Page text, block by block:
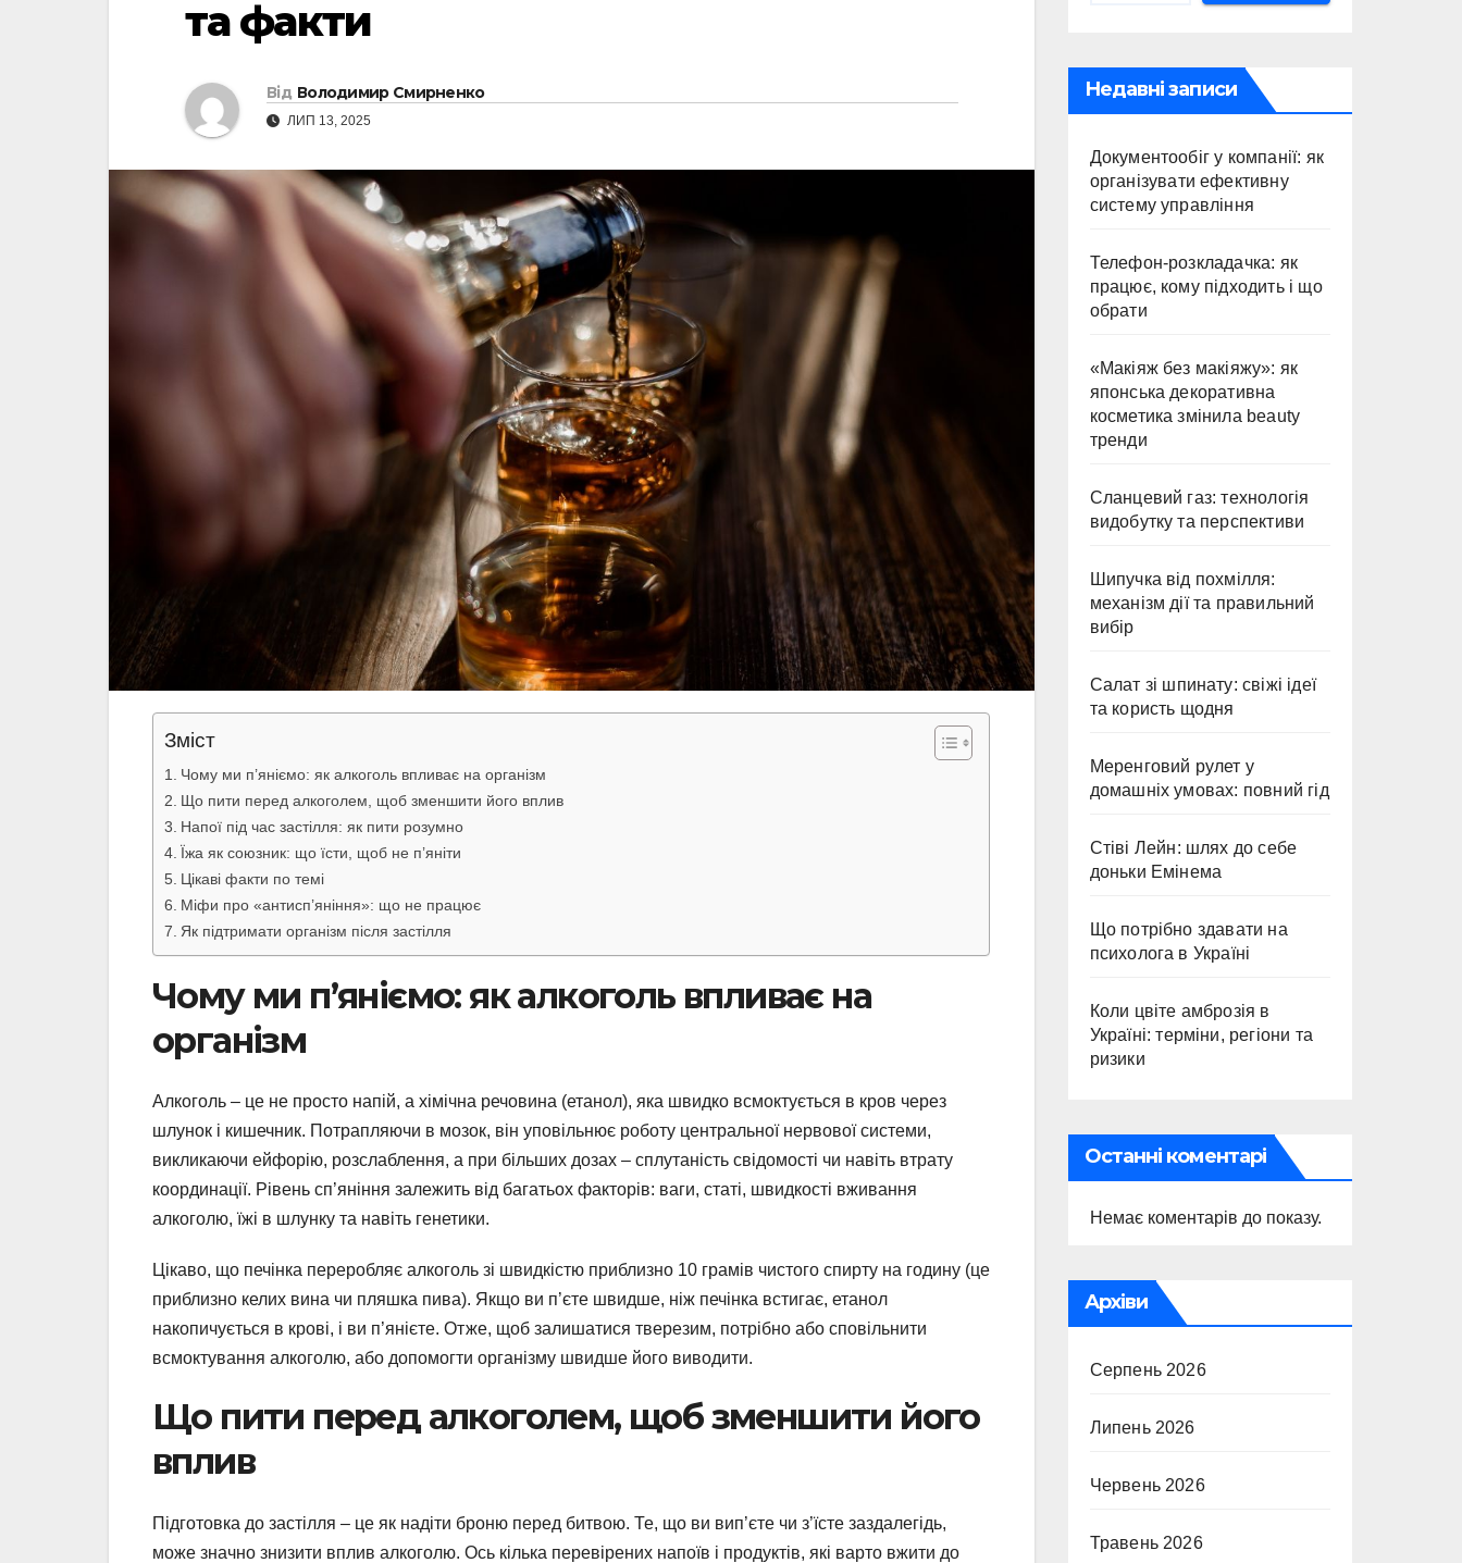
та факти
Від Володимир Смирненко
ЛИП 13, 2025
Зміст
Чому ми п’яніємо: як алкоголь впливає на організм
Що пити перед алкоголем, щоб зменшити його вплив
Напої під час застілля: як пити розумно
Їжа як союзник: що їсти, щоб не п’яніти
Цікаві факти по темі
Міфи про «антисп’яніння»: що не працює
Як підтримати організм після застілля
Чому ми п’яніємо: як алкоголь впливає на
організм
Алкоголь – це не просто напій, а хімічна речовина (етанол), яка швидко всмоктується в кров через
шлунок і кишечник. Потрапляючи в мозок, він уповільнює роботу центральної нервової системи,
викликаючи ейфорію, розслаблення, а при більших дозах – сплутаність свідомості чи навіть втрату
координації. Рівень сп’яніння залежить від багатьох факторів: ваги, статі, швидкості вживання
алкоголю, їжі в шлунку та навіть генетики.
Цікаво, що печінка переробляє алкоголь зі швидкістю приблизно 10 грамів чистого спирту на годину (це
приблизно келих вина чи пляшка пива). Якщо ви п’єте швидше, ніж печінка встигає, етанол
накопичується в крові, і ви п’янієте. Отже, щоб залишатися тверезим, потрібно або сповільнити
всмоктування алкоголю, або допомогти організму швидше його виводити.
Що пити перед алкоголем, щоб зменшити його
вплив
Підготовка до застілля – це як надіти броню перед битвою. Те, що ви вип’єте чи з’їсте заздалегідь,
може значно знизити вплив алкоголю. Ось кілька перевірених напоїв і продуктів, які варто вжити до
Недавні записи
Документообіг у компанії: як
організувати ефективну
систему управління
Телефон-розкладачка: як
працює, кому підходить і що
обрати
«Макіяж без макіяжу»: як
японська декоративна
косметика змінила beauty
тренди
Сланцевий газ: технологія
видобутку та перспективи
Шипучка від похмілля:
механізм дії та правильний
вибір
Салат зі шпинату: свіжі ідеї
та користь щодня
Меренговий рулет у
домашніх умовах: повний гід
Стіві Лейн: шлях до себе
доньки Емінема
Що потрібно здавати на
психолога в Україні
Коли цвіте амброзія в
Україні: терміни, регіони та
ризики
Останні коментарі
Немає коментарів до показу.
Архіви
Серпень 2026
Липень 2026
Червень 2026
Травень 2026